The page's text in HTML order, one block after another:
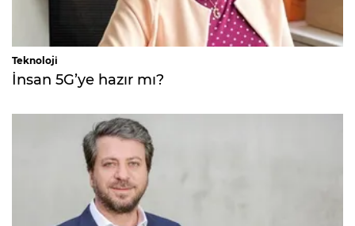
Teknoloji
İnsan 5G’ye hazır mı?